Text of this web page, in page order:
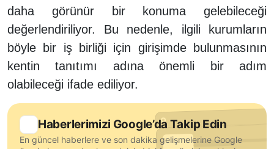
daha görünür bir konuma gelebileceği
değerlendiriliyor. Bu nedenle, ilgili kurumların
böyle bir iş birliği için girişimde bulunmasının
kentin tanıtımı adına önemli bir adım
olabileceği ifade ediliyor.
Haberlerimizi Google’da Takip Edin
En güncel haberlere ve son dakika gelişmelerine Google